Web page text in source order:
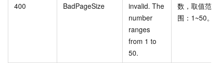
400 BadPageSize
invalid. The
number
ranges
from 1 to
50.
数，取值范
围：1~50。